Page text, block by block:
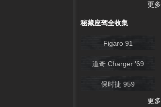
保时捷 911 Turbo 3.3
福特 SC RS500
兰博基尼DIABLO SV
林肯CONTINENTAL
马自达 787B
更多
秘藏座驾全收集
Figaro 91
道奇 Charger '69
保时捷 959
更多